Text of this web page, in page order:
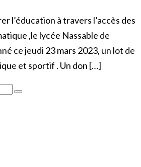
l’éducation à travers l’accès des
,le lycée Nassable de
ce jeudi 23 mars 2023, un lot de
et sportif . Un don […]
Search